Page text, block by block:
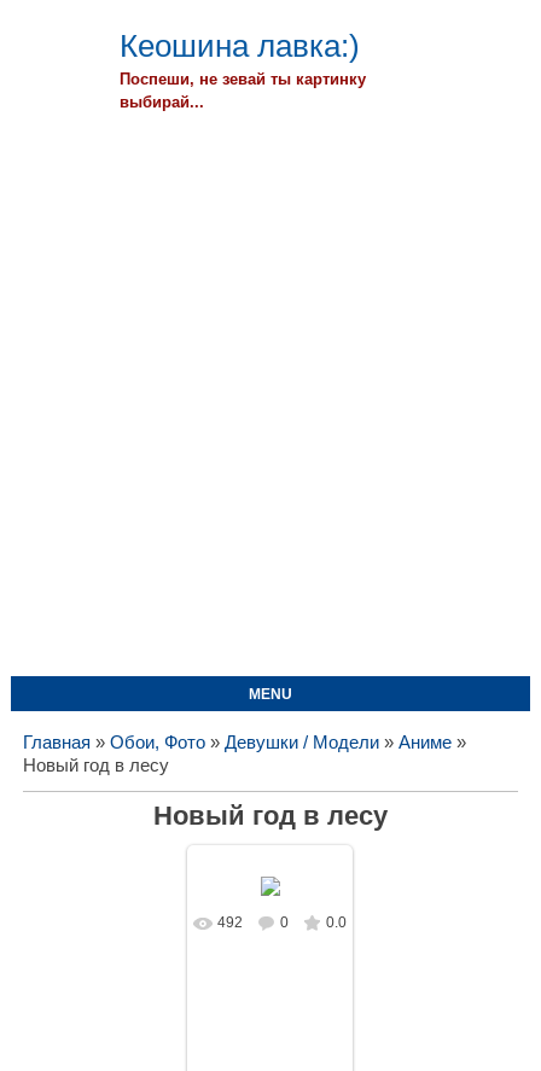
Кеошина лавка:)
Поспеши, не зевай ты картинку
выбирай...
MENU
Главная » Обои, Фото» Девушки / Модели» Аниме»
Новый год в лесу
Новый год в лесу
В реальном
492 0 0.0